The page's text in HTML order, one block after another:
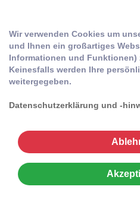
Wir verwenden Cookies um
und Ihnen ein großartiges
Informationen und Funktionen)
Keinesfalls werden Ihre
weitergegeben.
Datenschutzerklärung und -